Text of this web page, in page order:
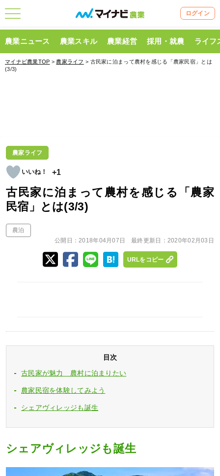
ログイン
農業ニュース 農業スキル 農業経営 採用・就農 ライフ
マイナビ農業TOP > 農家ライフ > 古民家に泊まって農村を感じる「農家民宿」とは
(3/3)
農家ライフ
+1
古民家に泊まって農村を感じる「農家
民宿」とは(3/3)
農泊
公開日：2018年04月07日 最終更新日： 2020年02月03日
URLをコピー
目次
古民家が魅力 農村に泊まりたい
農家民宿を体験してみよう
シェアヴィレッジも誕生
シェアヴィレッジも誕生